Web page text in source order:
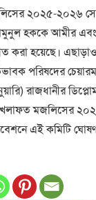
২০২৫-২০২৬
হককে আমীর এবং
করা হয়েছে।
পরিষদের
রাজধানীর
মজলিসের
এই কমিটি